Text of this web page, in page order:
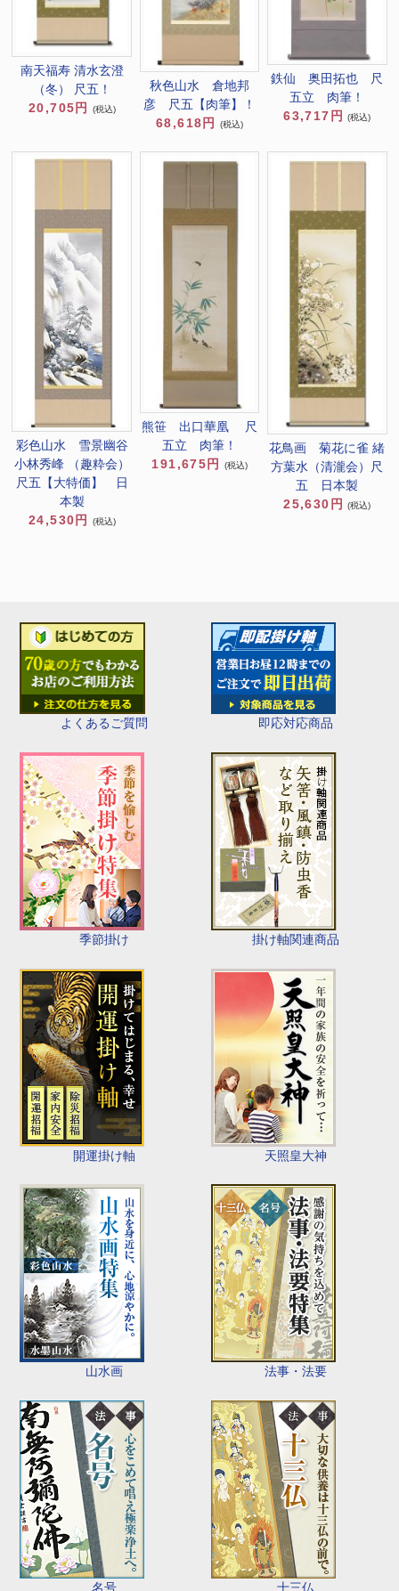
よくあるご質問 即応対応商品
季節掛け 掛け軸関連商品
開運掛け軸 天照皇大神
山水画 法事・法要
名号 十三仏
南天福寿 清水玄澄
（冬） 尺五！
20,705円
(税込)
秋色山水 倉地邦
彦 尺五【肉筆】！
68,618円
(税込)
鉄仙 奥田拓也 尺
五立 肉筆！
63,717円
(税込)
彩色山水 雪景幽谷
小林秀峰 （趣粋会）
尺五【大特価】 日
本製
24,530円
(税込)
熊笹 出口華凰 尺
五立 肉筆！
191,675円
(税込)
花鳥画 菊花に雀 緒
方葉水（清瀧会）尺
五 日本製
25,630円
(税込)